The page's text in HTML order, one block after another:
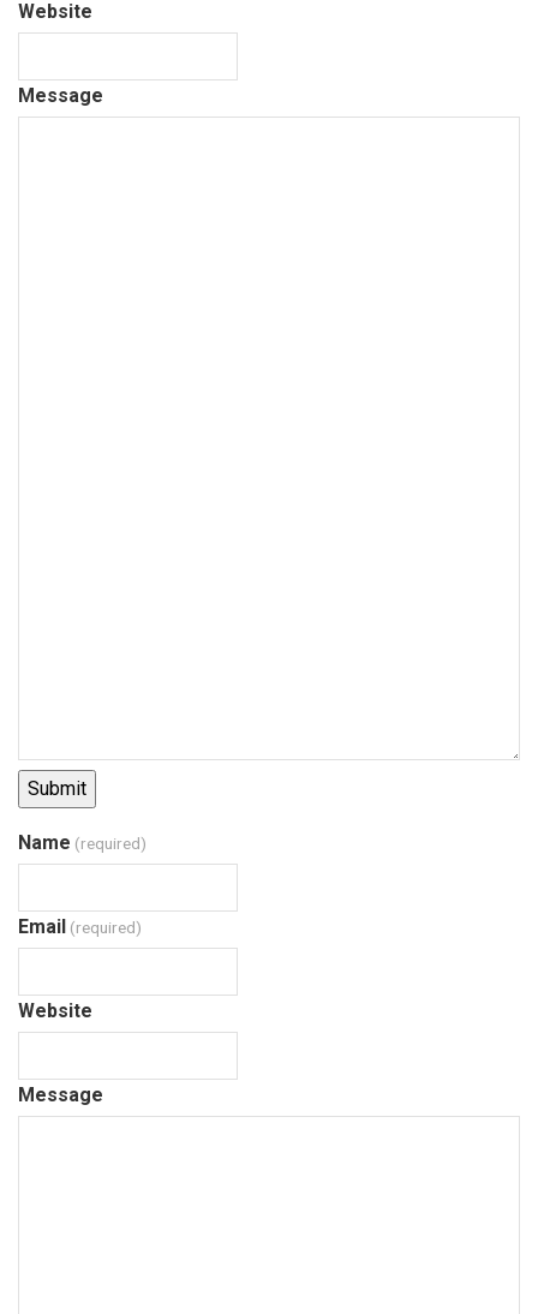
Website
Message
Submit
Name (required)
Email (required)
Website
Message